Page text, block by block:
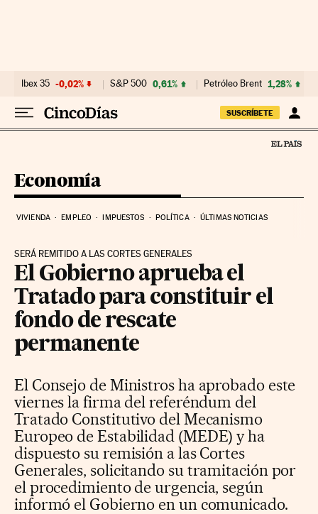
Ibex 35 -0,02% S&P 500 0,61% Petróleo Brent 1,28%
SUSCRÍBETE
Economía
VIVIENDA EMPLEO IMPUESTOS POLÍTICA ÚLTIMAS NOTICIAS
SERÁ REMITIDO A LAS CORTES GENERALES
El Gobierno aprueba el
Tratado para constituir el
fondo de rescate
permanente
El Consejo de Ministros ha aprobado este
viernes la firma del referéndum del
Tratado Constitutivo del Mecanismo
Europeo de Estabilidad (MEDE) y ha
dispuesto su remisión a las Cortes
Generales, solicitando su tramitación por
el procedimiento de urgencia, según
informó el Gobierno en un comunicado.